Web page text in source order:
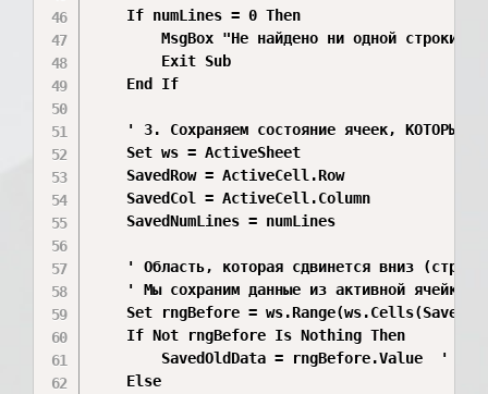
    If numLines = 0 Then
MsgBox "Не найдено ни одной строки
        Exit Sub
    End If
' 3. Сохраняем состояние ячеек, КОТОРЫЕ
    Set ws = ActiveSheet
    SavedRow = ActiveCell.Row
    SavedCol = ActiveCell.Column
    SavedNumLines = numLines
' Область, которая сдвинется вниз
' Мы сохраним данные из активной ячейки
Set rngBefore =
    If Not rngBefore Is Nothing Then
SavedOldData = rngBefore.Value  '
    Else